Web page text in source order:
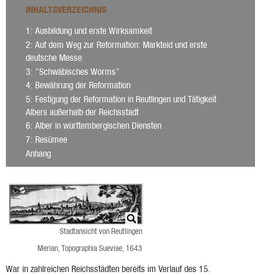
INHALTSVERZEICHNIS
1 : Ausbildung und erste Wirksamkeit
2: Auf dem Weg zur Reformation: Markteid und erste
deutsche Messe
3: ”Schwäbisches Worms”
4: Bewährung der Reformation
5: Festigung der Reformation in Reutlingen und Tätigkeit
Albers außerhalb der Reichsstadt
6: Alber in württembergischen Diensten
7: Resümee
Anhang
Stadtansicht von Reutlingen
Merian, Topographia Sueviae, 1643
War in zahlreichen Reichsstädten bereits im Verlauf des 15.